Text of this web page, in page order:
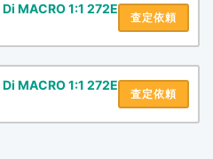
MACRO 1:1 272E
査定依頼
MACRO 1:1 272E
査定依頼